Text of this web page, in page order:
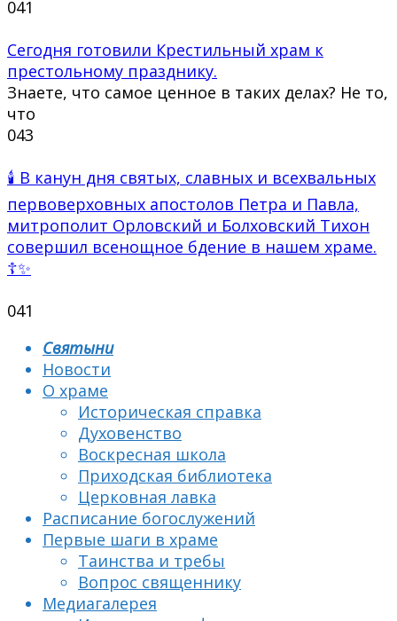
041
Сегодня готовили Крестильный храм к
престольному празднику.
Знаете, что самое ценное в таких делах? Не то,
что
043
🕯 В канун дня святых, славных и всехвальных
первоверховных апостолов Петра и Павла,
митрополит Орловский и Болховский Тихон
совершил всенощное бдение в нашем храме.
☦✨
041
Святыни
Новости
О храме
Историческая справка
Духовенство
Воскресная школа
Приходская библиотека
Церковная лавка
Расписание богослужений
Первые шаги в храме
Таинства и требы
Вопрос священнику
Медиагалерея